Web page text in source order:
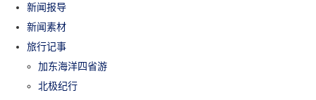
新闻报导
新闻素材
旅行记事
加东海洋四省游
北极纪行